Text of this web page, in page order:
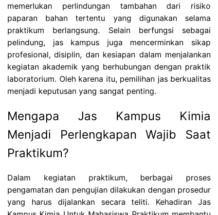
memerlukan perlindungan tambahan dari risiko
paparan bahan tertentu yang digunakan selama
praktikum berlangsung. Selain berfungsi sebagai
pelindung, jas kampus juga mencerminkan sikap
profesional, disiplin, dan kesiapan dalam menjalankan
kegiatan akademik yang berhubungan dengan praktik
laboratorium. Oleh karena itu, pemilihan jas berkualitas
menjadi keputusan yang sangat penting.
Mengapa Jas Kampus Kimia
Menjadi Perlengkapan Wajib Saat
Praktikum?
Dalam kegiatan praktikum, berbagai proses
pengamatan dan pengujian dilakukan dengan prosedur
yang harus dijalankan secara teliti. Kehadiran Jas